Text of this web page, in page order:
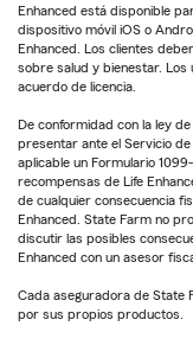
Enhanced está disponible
dispositivo móvil iOS o
Enhanced. Los clientes
sobre salud y bienestar. Los
acuerdo de licencia.
De conformidad con la ley
presentar ante el Servicio
aplicable un Formulario
recompensas de Life
de cualquier consecuencia
Enhanced. State Farm no
discutir las posibles
Enhanced con un asesor
Cada aseguradora de State
por sus propios productos.